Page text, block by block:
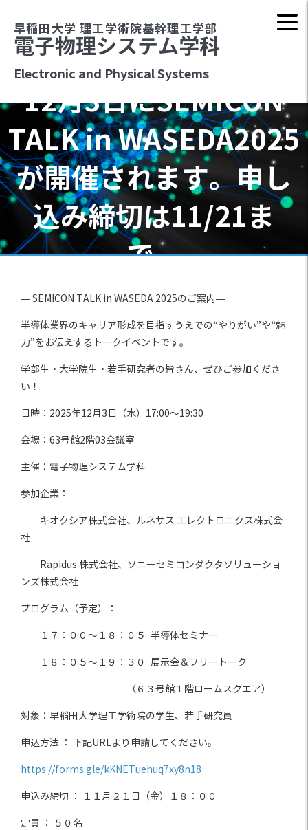
早稲田大学 理工学術院基幹理工学部
電子物理システム学科
Electronic and Physical Systems
12月3日にSEMICON
TALK in WASEDA2025
が開催されます。申し
込み締切は11/21ま
で。
— SEMICON TALK in WASEDA 2025のご案内—
半導体業界のキャリア形成を目指すうえでの“やりがい”や“魅
力”をお伝えするトークイベントです。
学部生・大学院生・若手研究者の皆さん、ぜひご参加くださ
い！
日時：2025年12月3日（水）17:00～19:30
会場：63号館2階03会議室
主催：電子物理システム学科
参加企業：
キオクシア株式会社、ルネサス エレクトロニクス株式会
社
Rapidus 株式会社、ソニーセミコンダクタソリューショ
ンズ株式会社
プログラム（予定）：
１７：００～１８：０５ 半導体セミナー
１８：０５～１９：３０ 展示会＆フリートーク
（６３号館１階ロームスクエア）
対象：早稲田大学理工学術院の学生、若手研究員
申込方法 ： 下記URLより申請してください。
https://forms.gle/kKNETuehuq7xy8n18
申込み締切 ： １１月２１日（金）１８：００
定員 ： ５０名